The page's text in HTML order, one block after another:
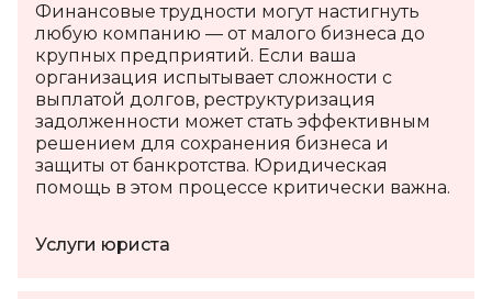
Финансовые трудности могут настигнуть
любую компанию — от малого бизнеса до
крупных предприятий. Если ваша
организация испытывает сложности с
выплатой долгов, реструктуризация
задолженности может стать эффективным
решением для сохранения бизнеса и
защиты от банкротства. Юридическая
помощь в этом процессе критически важна.
Услуги юриста